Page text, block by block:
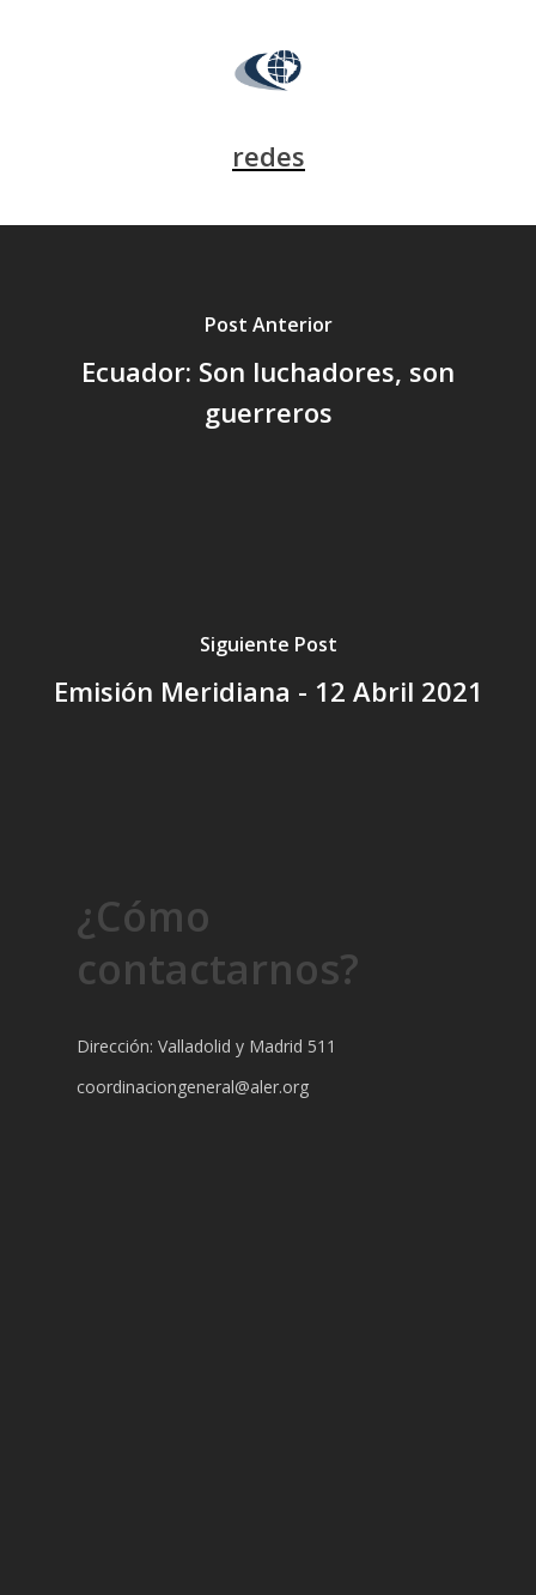
redes
Post Anterior
Ecuador: Son luchadores, son
guerreros
Siguiente Post
Emisión Meridiana - 12 Abril 2021
¿Cómo
contactarnos?
Dirección: Valladolid y Madrid 511
coordinaciongeneral@aler.org